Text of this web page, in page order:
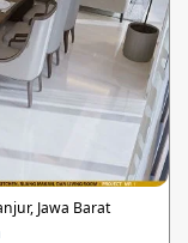
Jawa Barat